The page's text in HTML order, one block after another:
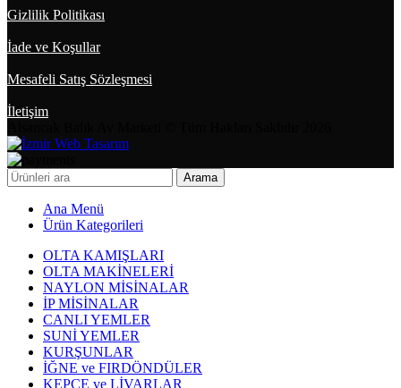
Gizlilik Politikası
İade ve Koşullar
Mesafeli Satış Sözleşmesi
İletişim
Arama
Ana Menü
Ürün Kategorileri
OLTA KAMIŞLARI
OLTA MAKİNELERİ
NAYLON MİSİNALAR
İP MİSİNALAR
CANLI YEMLER
SUNİ YEMLER
KURŞUNLAR
İĞNE ve FIRDÖNDÜLER
KEPÇE ve LİVARLAR